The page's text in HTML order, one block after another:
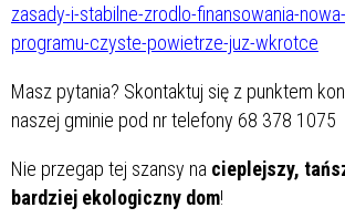
zasady-i-stabilne-zrodlo-finansowania-
programu-czyste-powietrze-juz-wkrotce
Masz pytania? Skontaktuj się z punktem
naszej gminie pod nr telefony 68 378 1075
Nie przegap tej szansy na cieplejszy,
bardziej ekologiczny dom!